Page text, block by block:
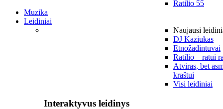
Ratilio 55
Muzika
Leidiniai
Naujausi
DJ Kaziukas
Etnožadintuvai
Ratilio – ratui
Atviras, bet
kraštui
Visi leidiniai
Interaktyvus leidinys